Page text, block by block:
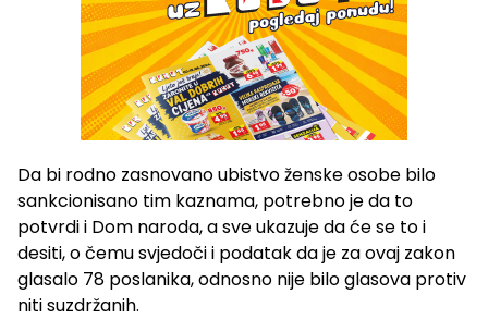
Da bi rodno zasnovano ubistvo ženske osobe bilo
sankcionisano tim kaznama, potrebno je da to
potvrdi i Dom naroda, a sve ukazuje da će se to i
desiti, o čemu svjedoči i podatak da je za ovaj zakon
glasalo 78 poslanika, odnosno nije bilo glasova protiv
niti suzdržanih.